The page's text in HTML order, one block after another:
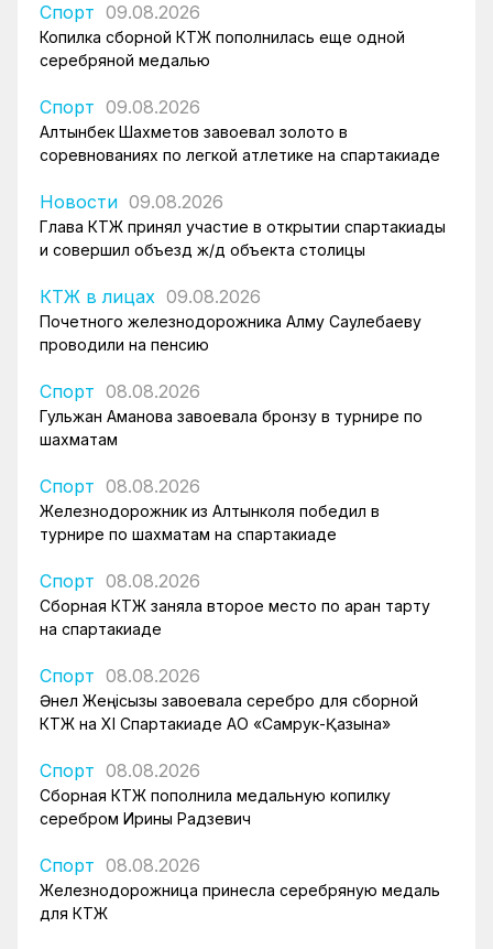
Спорт 09.08.2026
Копилка сборной КТЖ пополнилась еще одной
серебряной медалью
Спорт 09.08.2026
Алтынбек Шахметов завоевал золото в
соревнованиях по легкой атлетике на спартакиаде
Новости 09.08.2026
Глава КТЖ принял участие в открытии спартакиады
и совершил объезд ж/д объекта столицы
КТЖ в лицах 09.08.2026
Почетного железнодорожника Алму Саулебаеву
проводили на пенсию
Спорт 08.08.2026
Гульжан Аманова завоевала бронзу в турнире по
шахматам
Спорт 08.08.2026
Железнодорожник из Алтынколя победил в
турнире по шахматам на спартакиаде
Спорт 08.08.2026
Сборная КТЖ заняла второе место по арқан тарту
на спартакиаде
Спорт 08.08.2026
Әнел Жеңісқызы завоевала серебро для сборной
КТЖ на XI Спартакиаде АО «Самрук-Қазына»
Спорт 08.08.2026
Сборная КТЖ пополнила медальную копилку
серебром Ирины Радзевич
Спорт 08.08.2026
Железнодорожница принесла серебряную медаль
для КТЖ